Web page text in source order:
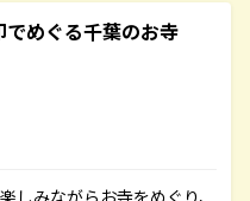
めぐる千葉のお寺
しみながらお寺をめぐり、